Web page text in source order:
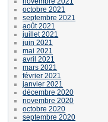
octobre 2021
septembre 2021
août 2021
juillet 2021
juin 2021
mai 2021
avril 2021
mars 2021
février 2021
janvier 2021
décembre 2020
novembre 2020
octobre 2020
septembre 2020